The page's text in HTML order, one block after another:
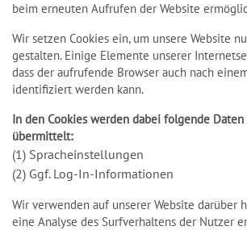
beim erneuten Aufrufen der Website
Wir setzen Cookies ein, um unsere Website
gestalten. Einige Elemente unserer
dass der aufrufende Browser auch nach
identifiziert werden kann.
In den Cookies werden dabei folgende
übermittelt:
(1) Spracheinstellungen
(2) Ggf. Log-In-Informationen
Wir verwenden auf unserer Website darüber
eine Analyse des Surfverhaltens der Nutzer